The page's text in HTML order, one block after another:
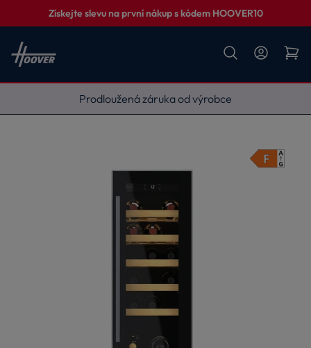
Získejte slevu na první nákup s kódem HOOVER10
Vyneseme, zapojíme, odvezeme